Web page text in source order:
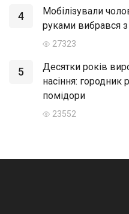
4
Мобілізували
руками вибрався з
27323
5
Десятки років
насіння: городник
помідори
23552